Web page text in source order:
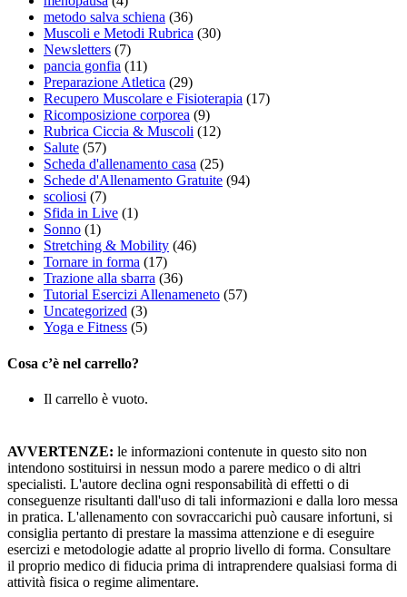
metodo salva schiena (36)
Muscoli e Metodi Rubrica (30)
Newsletters (7)
pancia gonfia (11)
Preparazione Atletica (29)
Recupero Muscolare e Fisioterapia (17)
Ricomposizione corporea (9)
Rubrica Ciccia & Muscoli (12)
Salute (57)
Scheda d'allenamento casa (25)
Schede d'Allenamento Gratuite (94)
scoliosi (7)
Sfida in Live (1)
Sonno (1)
Stretching & Mobility (46)
Tornare in forma (17)
Trazione alla sbarra (36)
Tutorial Esercizi Allenameneto (57)
Uncategorized (3)
Yoga e Fitness (5)
Cosa c’è nel carrello?
Il carrello è vuoto.
AVVERTENZE: le informazioni contenute in questo sito non
intendono sostituirsi in nessun modo a parere medico o di altri
specialisti. L'autore declina ogni responsabilità di effetti o di
conseguenze risultanti dall'uso di tali informazioni e dalla loro messa
in pratica. L'allenamento con sovraccarichi può causare infortuni, si
consiglia pertanto di prestare la massima attenzione e di eseguire
esercizi e metodologie adatte al proprio livello di forma. Consultare
il proprio medico di fiducia prima di intraprendere qualsiasi forma di
attività fisica o regime alimentare.